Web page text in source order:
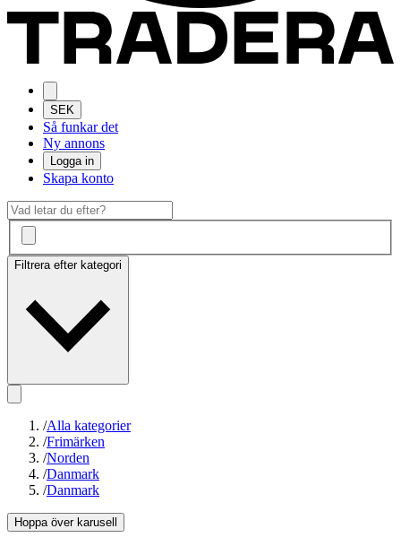
SEK
Så funkar det
Ny annons
Logga in
Skapa konto
Filtrera efter kategori
/Alla kategorier
/Frimärken
/Norden
/Danmark
/Danmark
Hoppa över karusell